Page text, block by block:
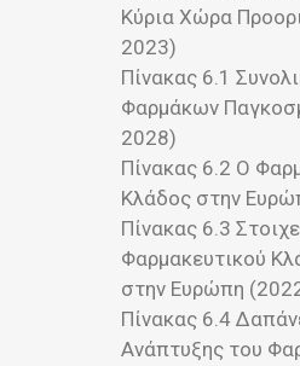
Κύρια Χώρα
2023)
Πίνακας 6.1
Φαρμάκων
2028)
Πίνακας 6.2 Ο
Κλάδος στην
Πίνακας 6.3
Φαρμακευτικού
στην Ευρώπη
Πίνακας 6.4
Ανάπτυξης του